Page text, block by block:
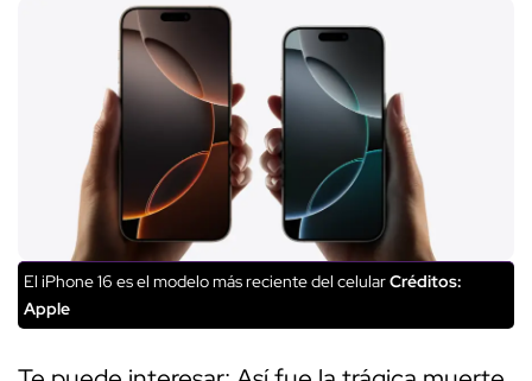
El iPhone 16 es el modelo más reciente del celularCréditos:
Apple